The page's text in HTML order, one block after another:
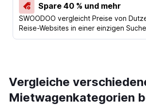
Spare 40 % und mehr
SWOODOO vergleicht Preise von
Reise-Websites in einer einzigen
Vergleiche
Mietwagenkategorien